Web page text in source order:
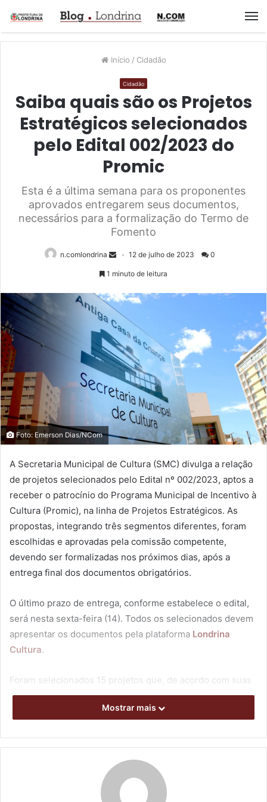
Início / Cidadão
Cidadão
Saiba quais são os Projetos
Estratégicos selecionados
pelo Edital 002/2023 do
Promic
Esta é a última semana para os proponentes
aprovados entregarem seus documentos,
necessários para a formalização do Termo de
Fomento
n.comlondrina 12 de julho de 2023 0
1 minuto de leitura
Foto: Emerson Dias/NCom
A Secretaria Municipal de Cultura (SMC) divulga a relação
de projetos selecionados pelo Edital nº 002/2023, aptos a
receber o patrocínio do Programa Municipal de Incentivo à
Cultura (Promic), na linha de Projetos Estratégicos. As
propostas, integrando três segmentos diferentes, foram
escolhidas e aprovadas pela comissão competente,
devendo ser formalizadas nos próximos dias, após a
entrega final dos documentos obrigatórios.
O último prazo de entrega, conforme estabelece o edital,
será nesta sexta-feira (14). Todos os selecionados devem
apresentar os documentos pela plataforma Londrina
Cultura.
Foram selecionados 15 projetos que, de acordo com suas
propostas, deverão receber repasses entre R$ 25 mil e R$
80 mil. Com este chamamento público, a Secretaria
fomentar projetos divididos entre as linhas Festivais (até
R$ 700 mil); Livres (até R$ 240 mil); e Oficinas de Criação
Cultural e outras Ações Formativas (até R$ 240 mil).
Mostrar mais